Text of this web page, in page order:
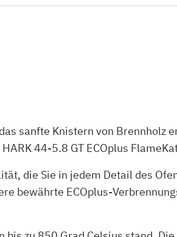
sanfte Knistern von Brennholz
44-5.8 GT ECOplus
die Sie in jedem Detail des
bewährte ECOplus-